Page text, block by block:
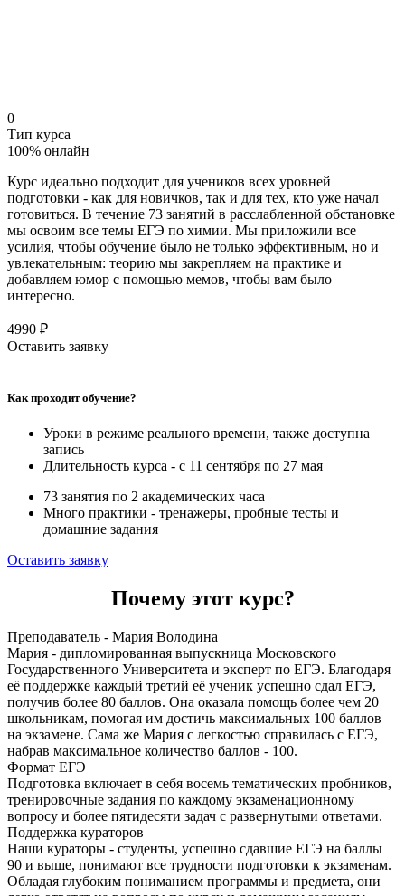
0
Тип курса
100% онлайн
Курс идеально подходит для учеников всех уровней
подготовки - как для новичков, так и для тех, кто уже начал
готовиться. В течение 73 занятий в расслабленной обстановке
мы освоим все темы ЕГЭ по химии. Мы приложили все
усилия, чтобы обучение было не только эффективным, но и
увлекательным: теорию мы закрепляем на практике и
добавляем юмор с помощью мемов, чтобы вам было
интересно.
4990 ₽
Оставить заявку
Как проходит обучение?
Уроки в режиме реального времени, также доступна
запись
Длительность курса - с 11 сентября по 27 мая
73 занятия по 2 академических часа
Много практики - тренажеры, пробные тесты и
домашние задания
Оставить заявку
Почему этот курс?
Преподаватель - Мария Володина
Мария - дипломированная выпускница Московского
Государственного Университета и эксперт по ЕГЭ. Благодаря
её поддержке каждый третий её ученик успешно сдал ЕГЭ,
получив более 80 баллов. Она оказала помощь более чем 20
школьникам, помогая им достичь максимальных 100 баллов
на экзамене. Сама же Мария с легкостью справилась с ЕГЭ,
набрав максимальное количество баллов - 100.
Формат ЕГЭ
Подготовка включает в себя восемь тематических пробников,
тренировочные задания по каждому экзаменационному
вопросу и более пятидесяти задач с развернутыми ответами.
Поддержка кураторов
Наши кураторы - студенты, успешно сдавшие ЕГЭ на баллы
90 и выше, понимают все трудности подготовки к экзаменам.
Обладая глубоким пониманием программы и предмета, они